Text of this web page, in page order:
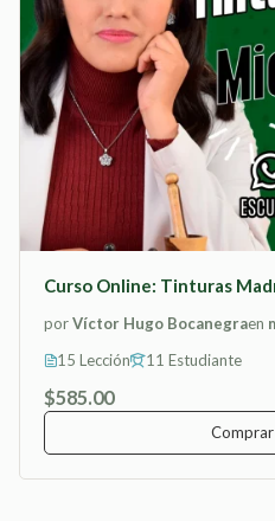
Curso Online: Tinturas
porVíctor Hugo Bocanegraen
15 Lección
11 Estudiante
$585.00